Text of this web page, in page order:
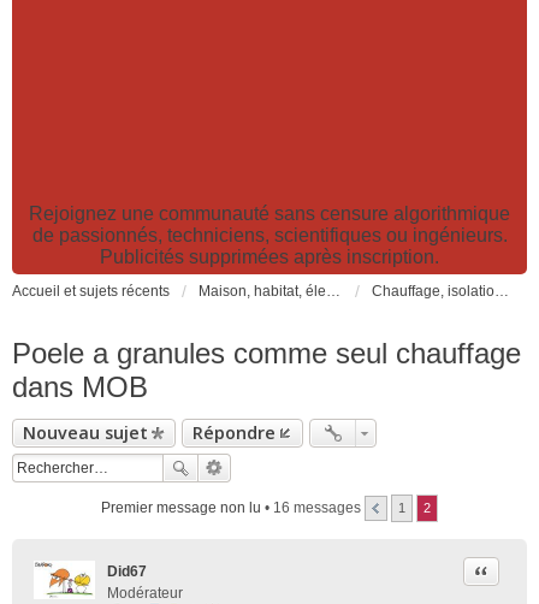
Rejoignez une communauté sans censure algorithmique
de passionnés, techniciens, scientifiques ou ingénieurs.
Publicités supprimées après inscription.
Accueil et sujets récents Maison, habitat, électricité et jardin. Travaux et bricolage. Chauffage, isolation, ventilation, VMC, refroidissement...
Poele a granules comme seul chauffage
dans MOB
Nouveau sujet Répondre
Premier message non lu • 16 messages 1 2
Did67
Modérateur
Citer